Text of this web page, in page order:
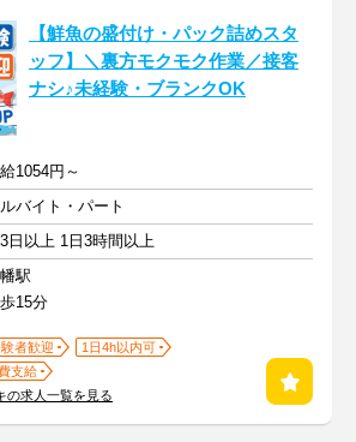
【鮮魚の盛付け・パック詰めスタ
ッフ】＼裏方モクモク作業／接客
ナシ♪未経験・ブランクOK
1054円～
バイト・パート
日以上 1日3時間以上
駅
15分
者歓迎
1日4h以内可
支給
の求人一覧を見る